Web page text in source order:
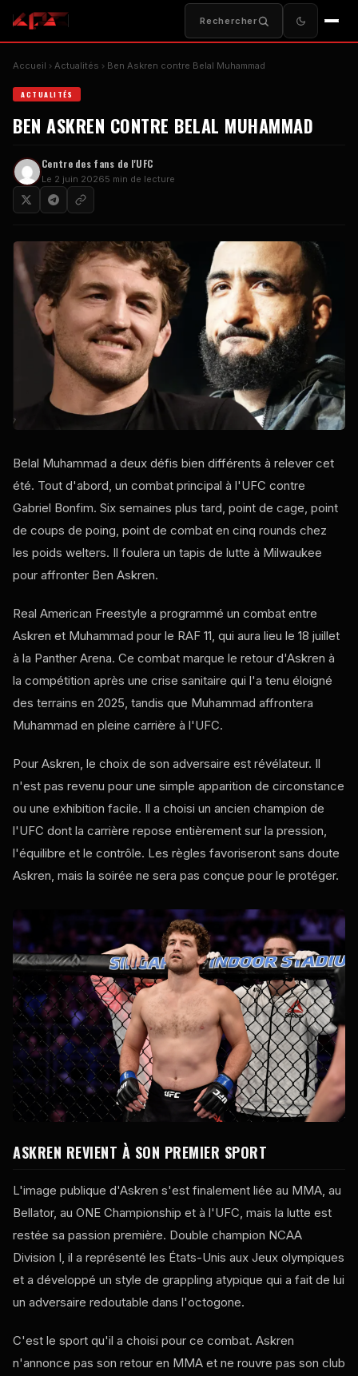
Rechercher
Accueil Actualités Ben Askren contre Belal Muhammad
ACTUALITÉS
BEN ASKREN CONTRE BELAL MUHAMMAD
Centre des fans de l'UFC
Le 2 juin 20265 min de lecture
Belal Muhammad a deux défis bien différents à relever cet
été. Tout d'abord, un combat principal à l'UFC contre
Gabriel Bonfim. Six semaines plus tard, point de cage, point
de coups de poing, point de combat en cinq rounds chez
les poids welters. Il foulera un tapis de lutte à Milwaukee
pour affronter Ben Askren.
Real American Freestyle a programmé un combat entre
Askren et Muhammad pour le RAF 11, qui aura lieu le 18 juillet
à la Panther Arena. Ce combat marque le retour d'Askren à
la compétition après une crise sanitaire qui l'a tenu éloigné
des terrains en 2025, tandis que Muhammad affrontera
Muhammad en pleine carrière à l'UFC.
Pour Askren, le choix de son adversaire est révélateur. Il
n'est pas revenu pour une simple apparition de circonstance
ou une exhibition facile. Il a choisi un ancien champion de
l'UFC dont la carrière repose entièrement sur la pression,
l'équilibre et le contrôle. Les règles favoriseront sans doute
Askren, mais la soirée ne sera pas conçue pour le protéger.
ASKREN REVIENT À SON PREMIER SPORT
L'image publique d'Askren s'est finalement liée au MMA, au
Bellator, au ONE Championship et à l'UFC, mais la lutte est
restée sa passion première. Double champion NCAA
Division I, il a représenté les États-Unis aux Jeux olympiques
et a développé un style de grappling atypique qui a fait de lui
un adversaire redoutable dans l'octogone.
C'est le sport qu'il a choisi pour ce combat. Askren
n'annonce pas son retour en MMA et ne rouvre pas son club